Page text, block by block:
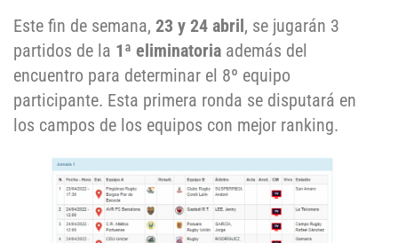
Este fin de semana, 23 y 24 abril, se jugarán 3
partidos de la 1ª eliminatoria además del
encuentro para determinar el 8º equipo
participante. Esta primera ronda se disputará en
los campos de los equipos con mejor ranking.